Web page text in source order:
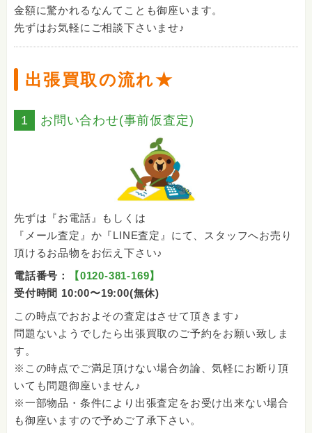
金額に驚かれるなんてことも御座います。
先ずはお気軽にご相談下さいませ♪
出張買取の流れ★
1 お問い合わせ(事前仮査定)
先ずは『お電話』もしくは
『メール査定』か『LINE査定』にて、スタッフへお売り
頂けるお品物をお伝え下さい♪
電話番号：
【0120-381-169】
受付時間 10:00〜19:00(無休)
この時点でおおよその査定はさせて頂きます♪
問題ないようでしたら出張買取のご予約をお願い致しま
す。
※この時点でご満足頂けない場合勿論、気軽にお断り頂
いても問題御座いません♪
※一部物品・条件により出張査定をお受け出来ない場合
も御座いますので予めご了承下さい。